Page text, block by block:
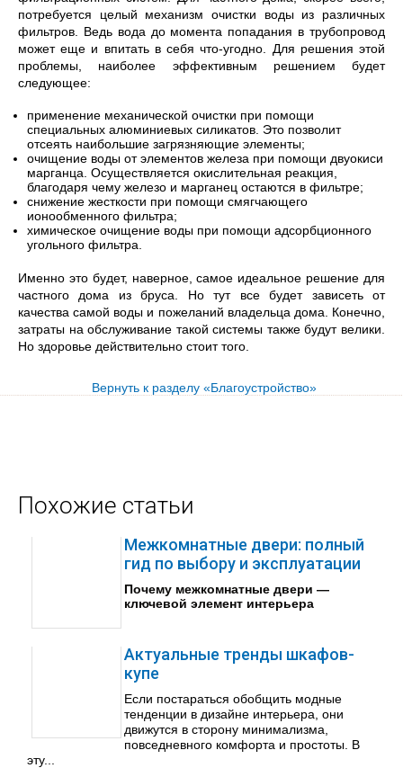
потребуется целый механизм очистки воды из различных
фильтров. Ведь вода до момента попадания в трубопровод
может еще и впитать в себя что-угодно. Для решения этой
проблемы, наиболее эффективным решением будет
следующее:
применение механической очистки при помощи
специальных алюминиевых силикатов. Это позволит
отсеять наибольшие загрязняющие элементы;
очищение воды от элементов железа при помощи двуокиси
марганца. Осуществляется окислительная реакция,
благодаря чему железо и марганец остаются в фильтре;
снижение жесткости при помощи смягчающего
ионообменного фильтра;
химическое очищение воды при помощи адсорбционного
угольного фильтра.
Именно это будет, наверное, самое идеальное решение для
частного дома из бруса. Но тут все будет зависеть от
качества самой воды и пожеланий владельца дома. Конечно,
затраты на обслуживание такой системы также будут велики.
Но здоровье действительно стоит того.
Вернуть к разделу «Благоустройство»
Похожие статьи
Межкомнатные двери: полный
гид по выбору и эксплуатации
Почему межкомнатные двери —
ключевой элемент интерьера
Актуальные тренды шкафов-
купе
Если постараться обобщить модные
тенденции в дизайне интерьера, они
движутся в сторону минимализма,
повседневного комфорта и простоты. В
эту...